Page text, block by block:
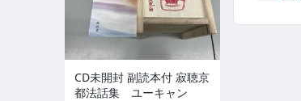
CD未開封 副読本付 寂聴京
都法話集 ユーキャン